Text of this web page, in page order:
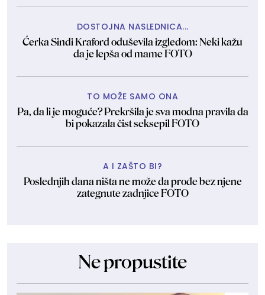
DOSTOJNA NASLEDNICA...
Ćerka Sindi Kraford oduševila izgledom: Neki kažu
da je lepša od mame FOTO
TO MOŽE SAMO ONA
Pa, da li je moguće? Prekršila je sva modna pravila da
bi pokazala čist seksepil FOTO
A I ZAŠTO BI?
Poslednjih dana ništa ne može da prođe bez njene
zategnute zadnjice FOTO
Ne propustite